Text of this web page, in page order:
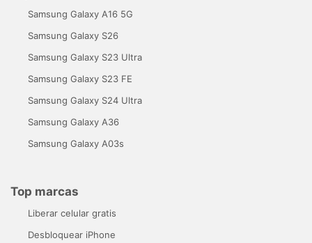
Samsung Galaxy A16 5G
Samsung Galaxy S26
Samsung Galaxy S23 Ultra
Samsung Galaxy S23 FE
Samsung Galaxy S24 Ultra
Samsung Galaxy A36
Samsung Galaxy A03s
Top marcas
Liberar celular gratis
Desbloquear iPhone